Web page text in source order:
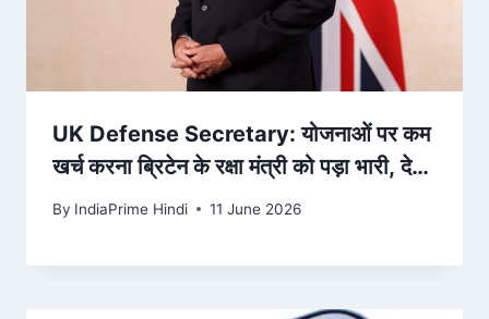
UK Defense Secretary: योजनाओं पर कम
खर्च करना ब्रिटेन के रक्षा मंत्री को पड़ा भारी, देना
पड़ा पद से इस्तीफा – Amar Ujala
By IndiaPrime Hindi 11 June 2026